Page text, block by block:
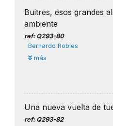
Buitres, esos grandes
ambiente
ref: Q293-80
Bernardo Robles
más
Una nueva vuelta de
ref: Q293-82